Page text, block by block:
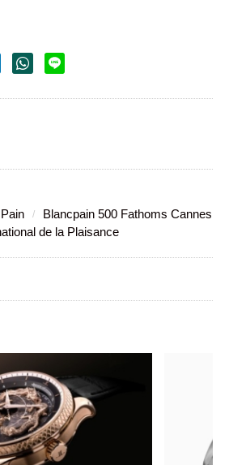
Blancpain 500 Fathoms Cannes
de la Plaisance